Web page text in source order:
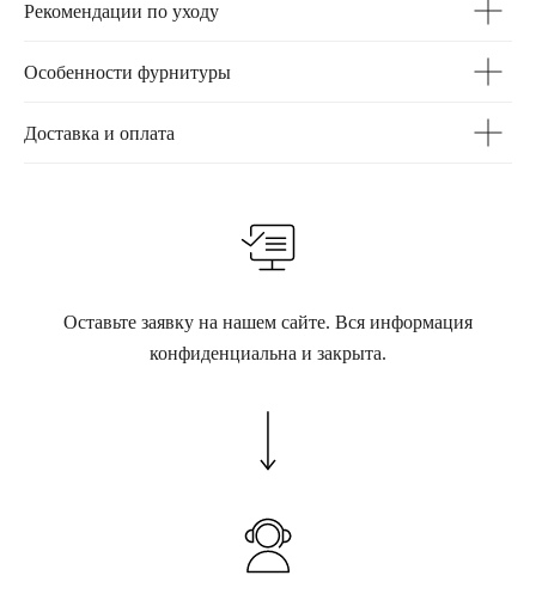
Рекомендации по уходу
Особенности фурнитуры
Доставка и оплата
Оставьте заявку на нашем сайте. Вся информация
конфиденциальна и закрыта.